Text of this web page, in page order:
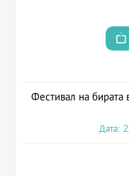
Фестивал на бирата
Дата: